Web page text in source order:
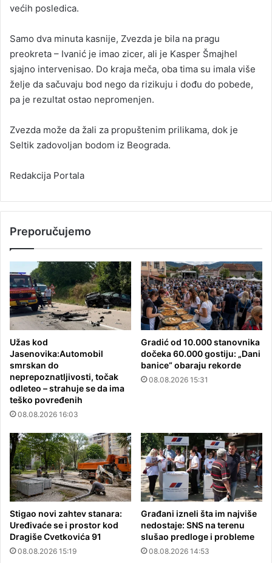
većih posledica.
Samo dva minuta kasnije, Zvezda je bila na pragu
preokreta – Ivanić je imao zicer, ali je Kasper Šmajhel
sjajno intervenisao. Do kraja meča, oba tima su imala više
želje da sačuvaju bod nego da rizikuju i dođu do pobede,
pa je rezultat ostao nepromenjen.
Zvezda može da žali za propuštenim prilikama, dok je
Seltik zadovoljan bodom iz Beograda.
Redakcija Portala
Preporučujemo
Užas kod
Jasenovika:Automobil
smrskan do
neprepoznatljivosti, točak
odleteo – strahuje se da ima
teško povređenih
08.08.2026 16:03
Gradić od 10.000 stanovnika
dočeka 60.000 gostiju: „Dani
banice“ obaraju rekorde
08.08.2026 15:31
Stigao novi zahtev stanara:
Uređivaće se i prostor kod
Dragiše Cvetkovića 91
08.08.2026 15:19
Građani izneli šta im najviše
nedostaje: SNS na terenu
slušao predloge i probleme
08.08.2026 14:53